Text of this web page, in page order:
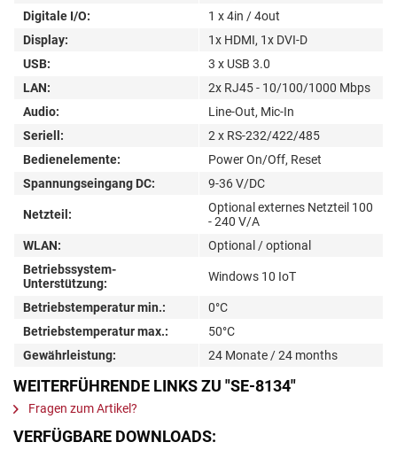
Digitale I/O:
1 x 4in / 4out
Display:
1x HDMI, 1x DVI-D
USB:
3 x USB 3.0
LAN:
2x RJ45 - 10/100/1000 Mbps
Audio:
Line-Out, Mic-In
Seriell:
2 x RS-232/422/485
Bedienelemente:
Power On/Off, Reset
Spannungseingang DC:
9-36 V/DC
Netzteil:
Optional externes Netzteil 100
- 240 V/A
WLAN:
Optional / optional
Betriebssystem-
Unterstützung:
Windows 10 IoT
Betriebstemperatur min.:
0°C
Betriebstemperatur max.:
50°C
Gewährleistung:
24 Monate / 24 months
WEITERFÜHRENDE LINKS ZU "SE-8134"
Fragen zum Artikel?
VERFÜGBARE DOWNLOADS: